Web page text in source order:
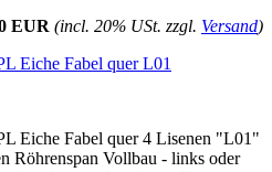
EUR (incl. 20% USt. zzgl. Versand)
Eiche Fabel quer L01
Eiche Fabel quer 4 Lisenen "L01"
Röhrenspan Vollbau - links oder